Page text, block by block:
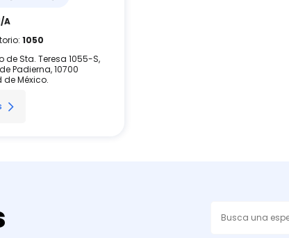
A
1050
de Sta. Teresa 1055-S,
Padierna, 10700
México.